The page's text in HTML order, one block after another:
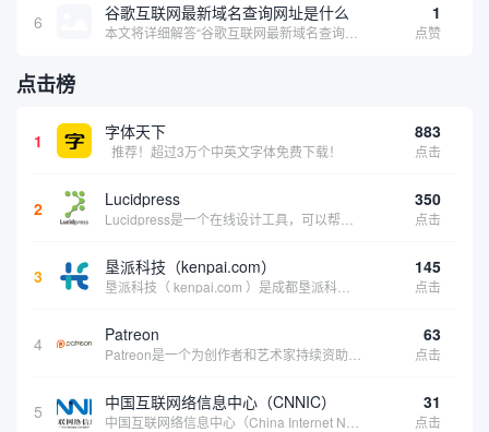
6 谷歌互联网最新域名查询网址是什么 1
点赞
点击榜
1 字体天下
推荐！超过3万个中英文字体免费下载！
883
点击
2 Lucidpress 350
点击
3 垦派科技（kenpai.com） 145
点击
4 Patreon 63
点击
5 中国互联网络信息中心（CNNIC） 31
点击